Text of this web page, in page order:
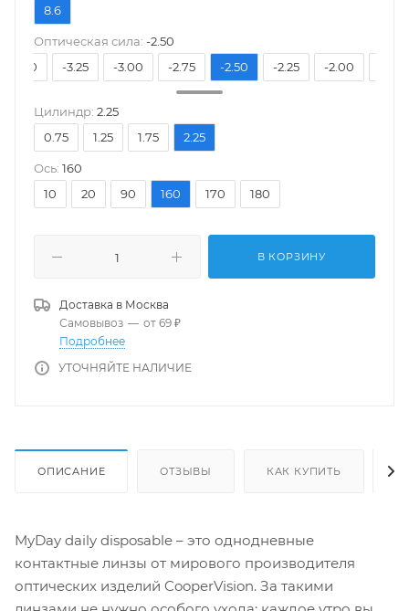
8.6
Оптическая сила: -2.50
-3.50
-3.25 -3.00 -2.75 -2.50 -2.25 -2.00
Цилиндр: 2.25
0.75
1.25 1.75 2.25
Ось: 160
10
20 90 160 170 180
В КОРЗИНУ
Доставка в Москва
Самовывоз — от 69 ₽
Подробнее
УТОЧНЯЙТЕ НАЛИЧИЕ
ОПИСАНИЕ ОТЗЫВЫ КАК КУПИТЬ
MyDay daily disposable – это однодневные
контактные линзы от мирового производителя
оптических изделий CooperVision. За такими